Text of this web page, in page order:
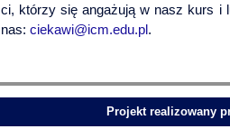
ci, którzy się angażują w nasz kurs i
nas: ciekawi@icm.edu.pl.
Projekt realizowany